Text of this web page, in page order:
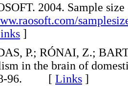
2004. Sample
]
P.; RÓNAI, Z.;
in the brain of
96. [ Links ]